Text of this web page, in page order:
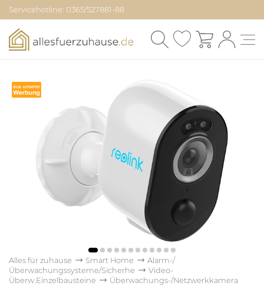
Servicehotline: 0365/527881-88
Alles für zuhause Smart Home
Alarm-/
Überwachungssysteme/Sicherhe
Video-
Überw.Einzelbausteine
Überwachungs-/Netzwerkkamera